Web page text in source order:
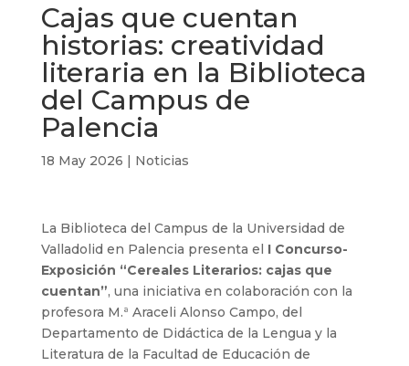
Cajas que cuentan
historias: creatividad
literaria en la Biblioteca
del Campus de
Palencia
18 May 2026 | Noticias
La Biblioteca del Campus de la Universidad de
Valladolid en Palencia presenta el I Concurso-
Exposición “Cereales Literarios: cajas que
cuentan”, una iniciativa en colaboración con la
profesora M.ª Araceli Alonso Campo, del
Departamento de Didáctica de la Lengua y la
Literatura de la Facultad de Educación de